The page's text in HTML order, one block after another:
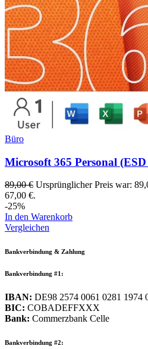
Büro
Microsoft 365 Personal
89,00€ Ursprünglicher Preis war:
67,00 €.
-25%
In den Warenkorb
Vergleichen
Bankverbindung & Zahlung
Bankverbindung #1:
IBAN: DE98 2574 0061 0281 1974
BIC: COBADEFFXXX
Bank: Commerzbank Celle
Bankverbindung #2: